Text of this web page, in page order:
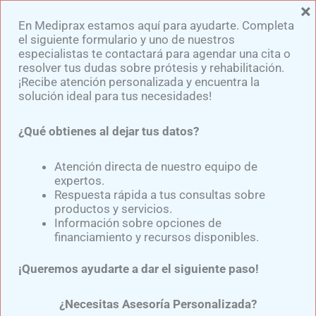
contenido
Férula Para La Extremidad
Inferior Más Solicitadas
Por Los Médicos A
Nuestros Especialistas En
Mediprax México
En Mediprax estamos aquí para ayudarte. Completa
el siguiente formulario y uno de nuestros
especialistas te contactará para agendar una cita o
resolver tus dudas sobre prótesis y rehabilitación.
¡Recibe atención personalizada y encuentra la
solución ideal para tus necesidades!
¿Qué obtienes al dejar tus datos?
Atención directa de nuestro equipo de
expertos.
Respuesta rápida a tus consultas sobre
productos y servicios.
Información sobre opciones de
financiamiento y recursos disponibles.
¡Queremos ayudarte a dar el siguiente paso!
¿Necesitas Asesoría Personalizada?
×